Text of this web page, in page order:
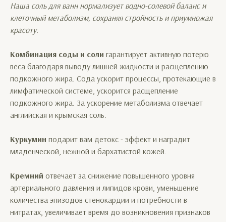
Наша соль для ванн нормализует водно-солевой баланс и
клеточный метаболизм, сохраняя стройность и приумножая
красоту.
Комбинация соды и соли гарантирует активную потерю
веса благодаря выводу лишней жидкости и расщеплению
подкожного жира. Сода ускорит процессы, протекающие в
лимфатической системе, ускорится расщепление
подкожного жира. За ускорение метаболизма отвечает
английская и крымская соль.
Куркумин подарит вам детокс - эффект и наградит
младенческой, нежной и бархатистой кожей.
Кремний отвечает за снижение повышенного уровня
артериального давления и липидов крови, уменьшение
количества эпизодов стенокардии и потребности в
нитратах, увеличивает время до возникновения признаков